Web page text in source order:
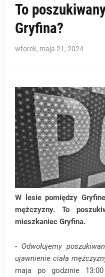
To
Gryfina?
wtorek, maja 21, 2024
W lesie pomiędzy
mężczyzny. To
mieszkaniec Gryfina.
- Odwołujemy
ujawnienie ciała
maja po godzinie